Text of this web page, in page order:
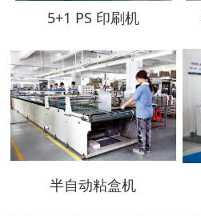
5+1 PS 印刷机
半自动粘盒机